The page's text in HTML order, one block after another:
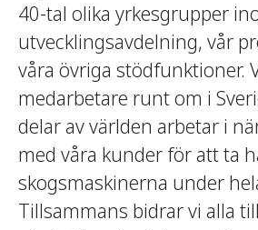
40-tal olika yrkesgrupper
utvecklingsavdelning, vår
våra övriga stödfunktioner.
medarbetare runt om i
delar av världen arbetar i
med våra kunder för att ta
skogsmaskinerna under
Tillsammans bidrar vi alla